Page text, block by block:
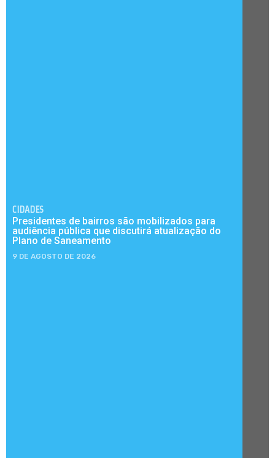
CIDADES
Presidentes de bairros são mobilizados para
audiência pública que discutirá atualização do
Plano de Saneamento
9 DE AGOSTO DE 2026